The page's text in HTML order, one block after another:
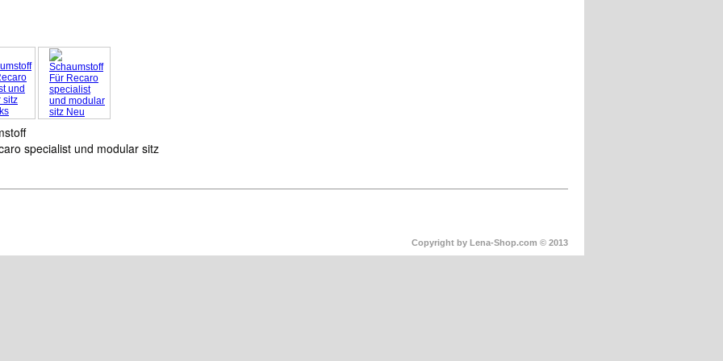
specialist und modular sitz
Copyright by Lena-Shop.com © 2013